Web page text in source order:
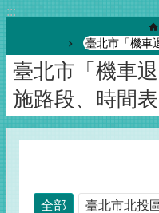
:::
臺北市「機車
臺北市「機車
施路段、時間表
全部 臺北市北投